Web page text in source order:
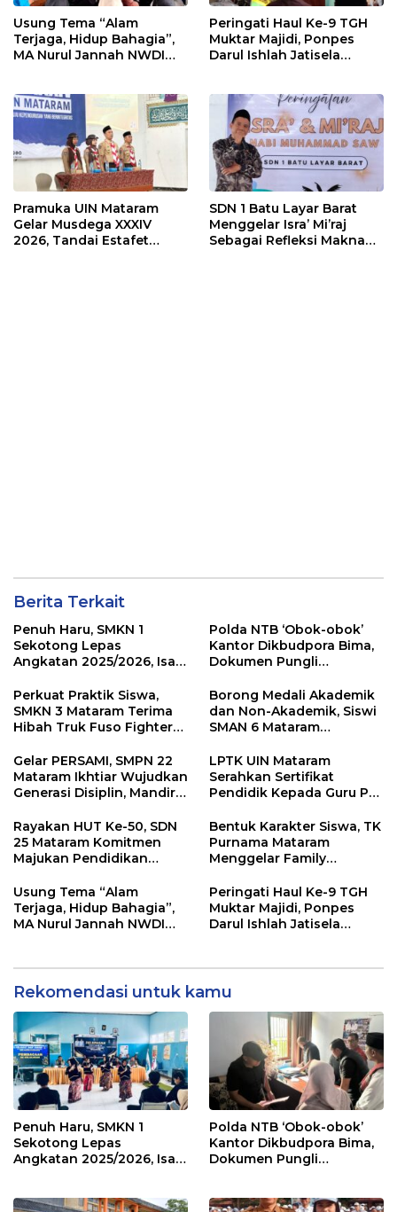
Usung Tema “Alam
Terjaga, Hidup Bahagia”,
MA Nurul Jannah NWDI
Peringati Haul Ke-9 TGH
Muktar Majidi, Ponpes
Darul Ishlah Jatisela
Quran
Pramuka UIN Mataram
Gelar Musdega XXXIV
2026, Tandai Estafet
SDN 1 Batu Layar Barat
Menggelar Isra’ Mi’raj
Sebagai Refleksi Makna
Berita Terkait
Penuh Haru, SMKN 1
Sekotong Lepas
Angkatan 2025/2026, Isak
Kelulusan
Polda NTB ‘Obok-obok’
Kantor Dikbudpora Bima,
Dokumen Pungli
Disita
Perkuat Praktik Siswa,
SMKN 3 Mataram Terima
Hibah Truk Fuso Fighter
Borong Medali Akademik
dan Non-Akademik, Siswi
SMAN 6 Mataram
Gelar PERSAMI, SMPN 22
Mataram Ikhtiar Wujudkan
Generasi Disiplin, Mandiri
LPTK UIN Mataram
Serahkan Sertifikat
Pendidik Kepada Guru PAI
Rayakan HUT Ke-50, SDN
25 Mataram Komitmen
Majukan Pendidikan
Akademik
Bentuk Karakter Siswa, TK
Purnama Mataram
Menggelar Family
Usung Tema “Alam
Terjaga, Hidup Bahagia”,
MA Nurul Jannah NWDI
Peringati Haul Ke-9 TGH
Muktar Majidi, Ponpes
Darul Ishlah Jatisela
Quran
Rekomendasi untuk kamu
Penuh Haru, SMKN 1
Sekotong Lepas
Angkatan 2025/2026, Isak
Polda NTB ‘Obok-obok’
Kantor Dikbudpora Bima,
Dokumen Pungli